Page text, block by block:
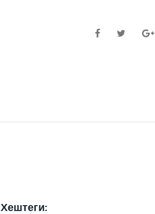
FacebookTwitter
Хештеги: